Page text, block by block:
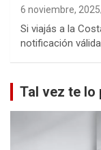
6 noviembre, 2025
Si viajás a la
notificación
Tal vez te lo